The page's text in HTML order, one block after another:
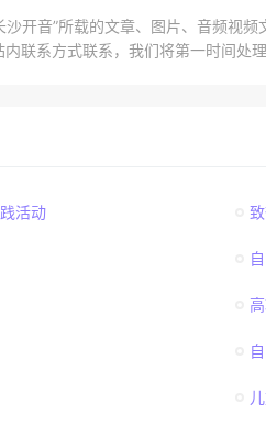
沙开音”所载的文章、图片、音频视
联系方式联系，我们将第一时间处理
活动